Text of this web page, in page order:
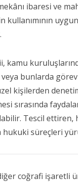
ibaresi ve
kullanımının
kamu
bunlarda
kişilerden
sırasında
Tescil ettiren,
hukuki süreçleri
coğrafi işaretli